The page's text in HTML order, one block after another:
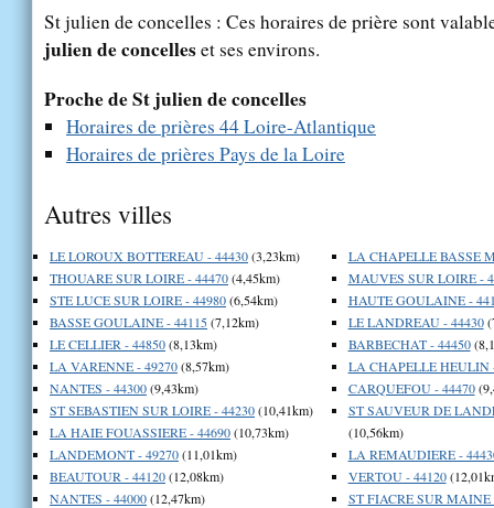
St julien de concelles : Ces horaires de prière sont
julien de concelleset ses environs.
Proche de St julien de concelles
Horaires de prières 44 Loire-Atlantique
Horaires de prières Pays de la Loire
Autres villes
LE LOROUX BOTTEREAU - 44430(3,23km)
THOUARE SUR LOIRE - 44470(4,45km)
STE LUCE SUR LOIRE - 44980(6,54km)
BASSE GOULAINE - 44115(7,12km)
LE CELLIER - 44850(8,13km)
LA VARENNE - 49270(8,57km)
NANTES - 44300(9,43km)
ST SEBASTIEN SUR LOIRE - 44230(10,41km)
LA HAIE FOUASSIERE - 44690(10,73km)
LANDEMONT - 49270(11,01km)
BEAUTOUR - 44120(12,08km)
NANTES - 44000(12,47km)
LA CHAPELLE BASSE
MAUVES SUR LOIRE -
HAUTE GOULAINE -
LE LANDREAU - 44430
BARBECHAT - 44450
LA CHAPELLE HEULIN
CARQUEFOU - 44470
ST SAUVEUR DE
(10,56km)
LA REMAUDIERE -
VERTOU - 44120
ST FIACRE SUR MAINE